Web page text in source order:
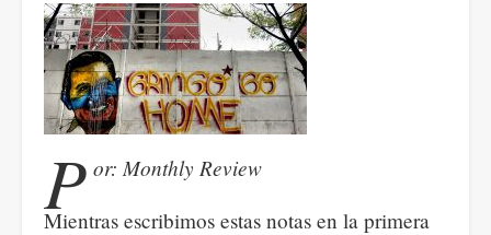
de
la
crisis.
P or: Monthly Review
Mientras escribimos estas notas en la primera